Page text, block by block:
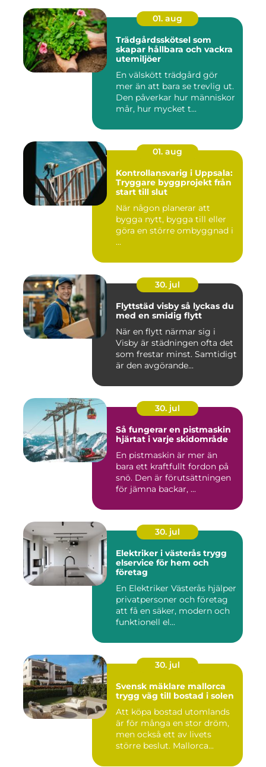
01. aug
Trädgårdsskötsel som
skapar hållbara och vackra
utemiljöer
En välskött trädgård gör
mer än att bara se trevlig ut.
Den påverkar hur människor
mår, hur mycket t...
01. aug
Kontrollansvarig i Uppsala:
Tryggare byggprojekt från
start till slut
När någon planerar att
bygga nytt, bygga till eller
göra en större ombyggnad i
...
30. jul
Flyttstäd visby så lyckas du
med en smidig flytt
När en flytt närmar sig i
Visby är städningen ofta det
som frestar minst. Samtidigt
är den avgörande...
30. jul
Så fungerar en pistmaskin
hjärtat i varje skidområde
En pistmaskin är mer än
bara ett kraftfullt fordon på
snö. Den är förutsättningen
för jämna backar, ...
30. jul
Elektriker i västerås trygg
elservice för hem och
företag
En Elektriker Västerås hjälper
privatpersoner och företag
att få en säker, modern och
funktionell el...
30. jul
Svensk mäklare mallorca
trygg väg till bostad i solen
Att köpa bostad utomlands
är för många en stor dröm,
men också ett av livets
större beslut. Mallorca...